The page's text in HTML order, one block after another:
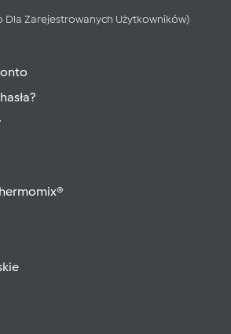
Dla Zarejestrowanych Użytkowników)